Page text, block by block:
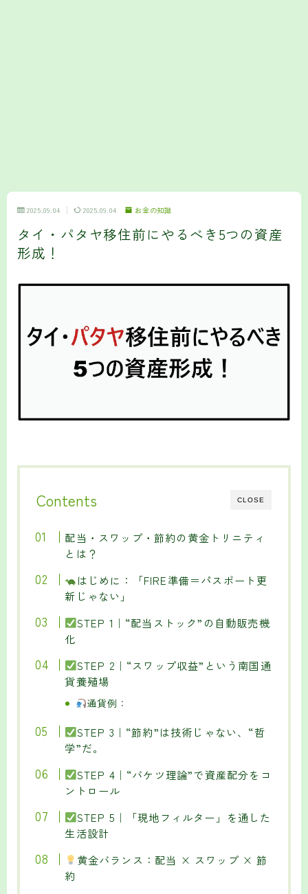
2025.09.04 2025.09.04 お金の知識
タイ・パタヤ移住前にやるべき5つの資産
形成！
CLOSE
Contents
配当・スワップ・節約の黄金トリニティ
とは？
はじめに：「FIRE準備＝パスポート更
新じゃない」
STEP 1｜“配当ストック”の自動販売機
化
STEP 2｜“スワップ収益”という南国通
貨養殖場
通貨例：
STEP 3｜“節約”は技術じゃない、“哲
学”だ。
STEP 4｜“バケツ理論”で資産配分をコ
ントロール
STEP 5｜「現地フィルター」を通した
生活設計
黄金バランス：配当 × スワップ × 節
約